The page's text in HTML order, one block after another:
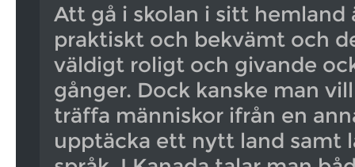
Att gå i skolan i sitt hemland
praktiskt och bekvämt och
väldigt roligt och givande
gånger. Dock kanske man
träffa människor ifrån en
upptäcka ett nytt land samt